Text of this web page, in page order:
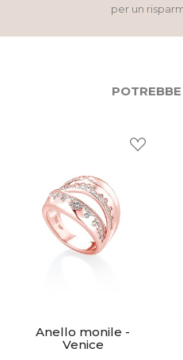
per un
Anello monile -
Venice